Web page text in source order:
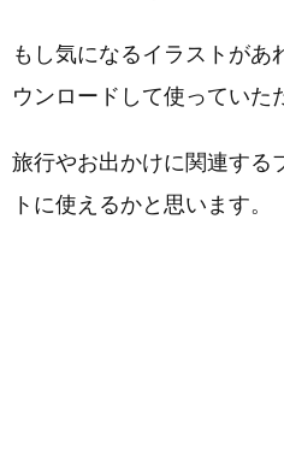
もし気になるイラストがあ
ウンロードして使っていた
旅行やお出かけに関連する
トに使えるかと思います。